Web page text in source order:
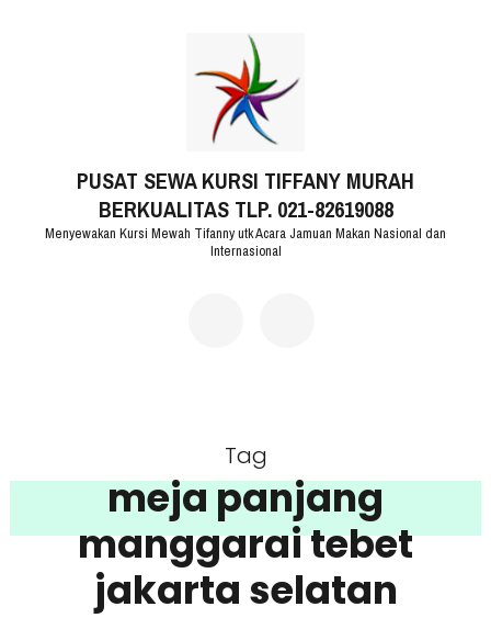
PUSAT SEWA KURSI TIFFANY MURAH
BERKUALITAS TLP. 021-82619088
Menyewakan Kursi Mewah Tifanny utk Acara Jamuan Makan Nasional dan
Internasional
Tag
meja panjang
manggarai tebet
jakarta selatan